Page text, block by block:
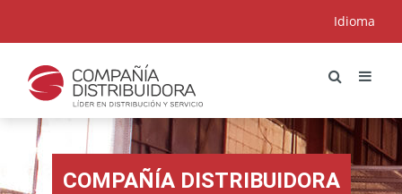
Idioma
COMPAÑÍA DISTRIBUIDORA